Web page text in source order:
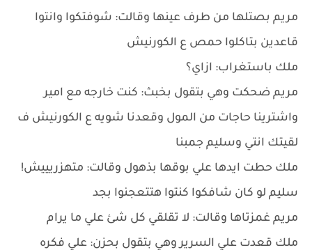
مريم بصتلها من طرف عينها وقالت: شوفتكوا وانتوا
قاعدين بتاكلوا حمص ع الكورنيش
ملك باستغراب: ازاي؟
مريم ضحكت وهي بتقول بخبث: كنت خارجه مع امير
واشترينا حاجات من المول وقعدنا شويه ع الكورنيش ف
لقيتك انتي وسليم جمبنا
ملك حطت ايدها علي بوقها بذهول وقالت: متهزريييش!
سليم لو كان شافكوا كنتوا هتتعجنوا بجد
مريم غمزتاها وقالت: لا تقلقي كل شئ علي ما يرام
ملك قعدت علي السرير وهي بتقول بحزن: علي فكره